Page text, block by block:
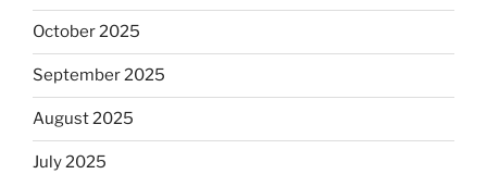
October 2025
September 2025
August 2025
July 2025